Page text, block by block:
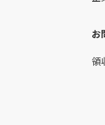
お
領